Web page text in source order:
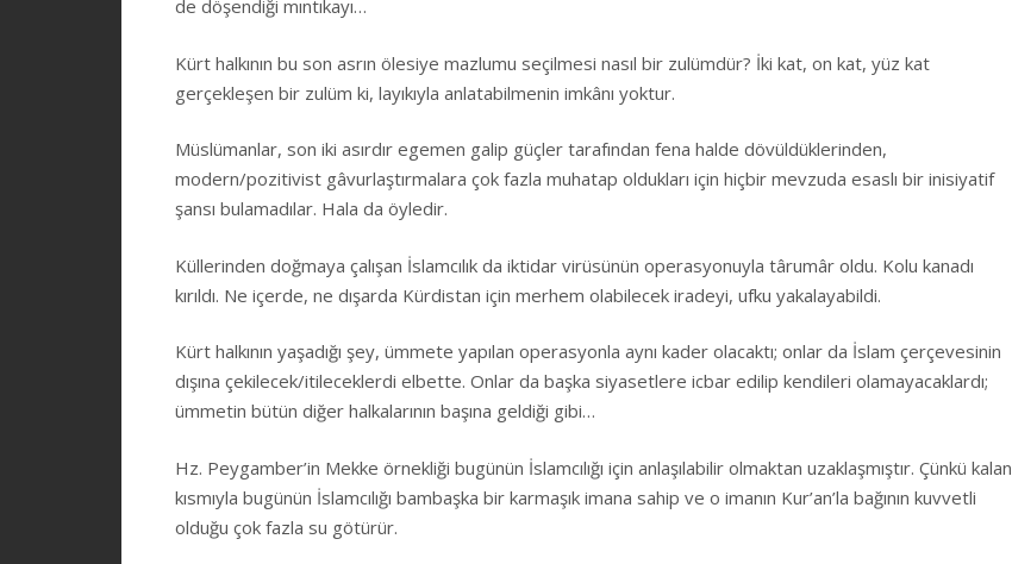
de döşendiği mıntıkayı…
Kürt halkının bu son asrın ölesiye mazlumu seçilmesi nasıl bir zulümdür? İki kat, on kat, yüz kat
gerçekleşen bir zulüm ki, layıkıyla anlatabilmenin imkânı yoktur.
Müslümanlar, son iki asırdır egemen galip güçler tarafından fena halde dövüldüklerinden,
modern/pozitivist gâvurlaştırmalara çok fazla muhatap oldukları için hiçbir mevzuda esaslı bir inisiyatif
şansı bulamadılar. Hala da öyledir.
Küllerinden doğmaya çalışan İslamcılık da iktidar virüsünün operasyonuyla târumâr oldu. Kolu kanadı
kırıldı. Ne içerde, ne dışarda Kürdistan için merhem olabilecek iradeyi, ufku yakalayabildi.
Kürt halkının yaşadığı şey, ümmete yapılan operasyonla aynı kader olacaktı; onlar da İslam çerçevesinin
dışına çekilecek/itileceklerdi elbette. Onlar da başka siyasetlere icbar edilip kendileri olamayacaklardı;
ümmetin bütün diğer halkalarının başına geldiği gibi…
Hz. Peygamber’in Mekke örnekliği bugünün İslamcılığı için anlaşılabilir olmaktan uzaklaşmıştır. Çünkü kalan
kısmıyla bugünün İslamcılığı bambaşka bir karmaşık imana sahip ve o imanın Kur’an’la bağının kuvvetli
olduğu çok fazla su götürür.